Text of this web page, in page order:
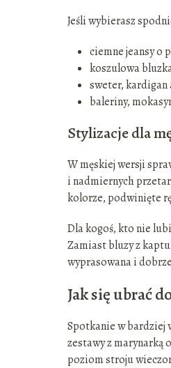
Jeśli wybierasz
ciemne jeansy o
koszulowa
sweter, kardigan
baleriny,
Stylizacje dla
W męskiej wersji
i nadmiernych
kolorze, podwinięte
Dla kogoś, kto nie
Zamiast bluzy z
wyprasowana i
Jak się ubrać
Spotkanie w bardziej
zestawy z marynarką
poziom stroju